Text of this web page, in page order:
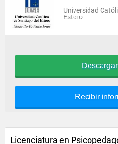
Universidad
Estero
Recibir
Licenciatura en